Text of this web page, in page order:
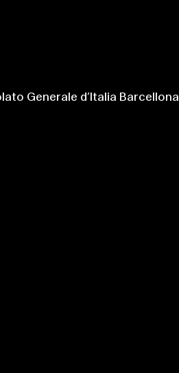
Generale d’Italia Barcellona